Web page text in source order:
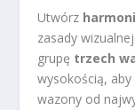
Utwórz
zasady
grupę trzech
wysokością,
wazony od